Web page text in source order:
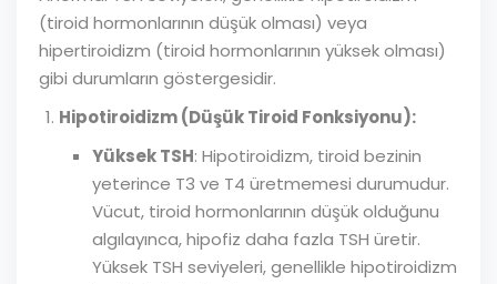
(tiroid hormonlarının düşük olması) veya
hipertiroidizm (tiroid hormonlarının yüksek olması)
gibi durumların göstergesidir.
Hipotiroidizm (Düşük Tiroid Fonksiyonu):
Yüksek TSH: Hipotiroidizm, tiroid bezinin
yeterince T3 ve T4 üretmemesi durumudur.
Vücut, tiroid hormonlarının düşük olduğunu
algılayınca, hipofiz daha fazla TSH üretir.
Yüksek TSH seviyeleri, genellikle hipotiroidizm